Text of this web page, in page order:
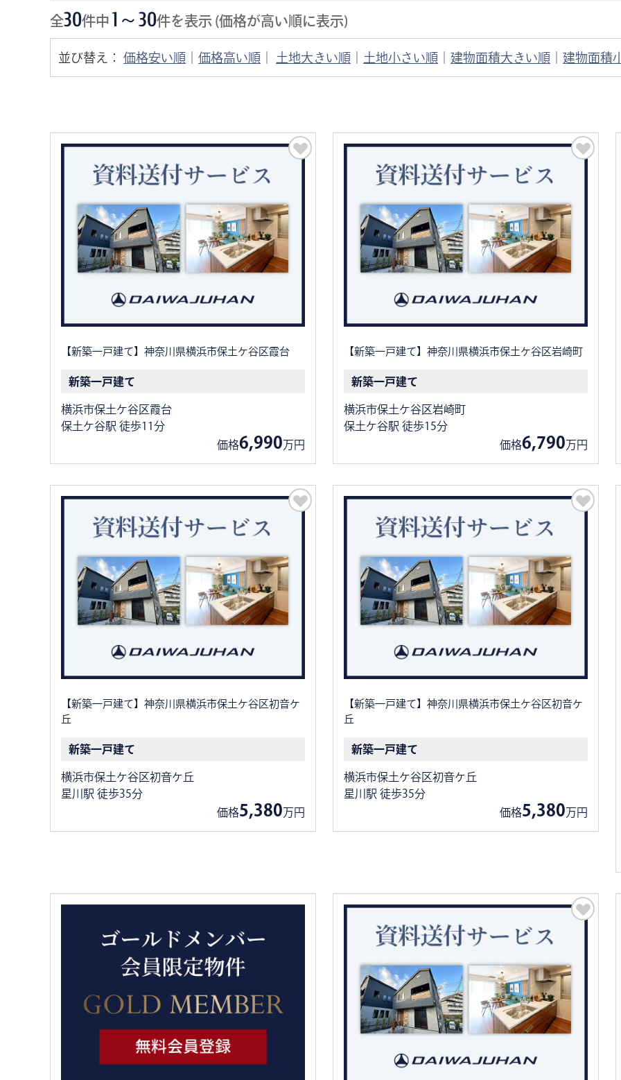
全30件中 1～30件を表示 (価格が高い順に表示)
並び替え：価格安い順 ｜価格高い順 土地大きい順 土地小さい順 ｜建物面積大きい順 ｜建物面積
【新築一戸建て】神奈川県横浜市保土ケ谷区霞台
新築一戸建て
横浜市保土ケ谷区霞台
保土ケ谷駅 徒歩11分
価格6,990 万円
【新築一戸建て】神奈川県横浜市保土ケ谷区岩崎町
新築一戸建て
横浜市保土ケ谷区岩崎町
保土ケ谷駅 徒歩15分
価格6,790 万円
【新築一戸建て】神奈川県横浜市保土ケ谷区初音ケ
丘
新築一戸建て
横浜市保土ケ谷区初音ケ丘
星川駅 徒歩35分
価格5,380 万円
【新築一戸建て】神奈川県横浜市保土ケ谷区初音ケ
丘
新築一戸建て
横浜市保土ケ谷区初音ケ丘
星川駅 徒歩35分
価格5,380 万円